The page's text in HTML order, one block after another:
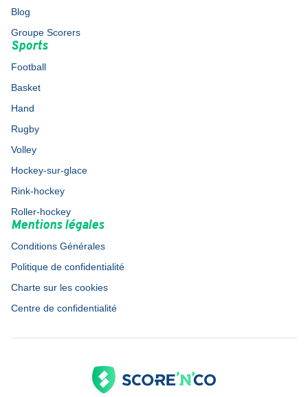
Blog
Groupe Scorers
Sports
Football
Basket
Hand
Rugby
Volley
Hockey-sur-glace
Rink-hockey
Roller-hockey
Mentions légales
Conditions Générales
Politique de confidentialité
Charte sur les cookies
Centre de confidentialité